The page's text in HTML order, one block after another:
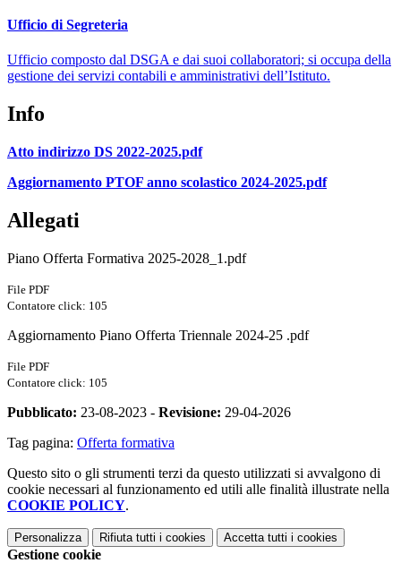
Ufficio di Segreteria
Ufficio composto dal DSGA e dai suoi collaboratori; si occupa della
gestione dei servizi contabili e amministrativi dell’Istituto.
Info
Atto indirizzo DS 2022-2025.pdf
Aggiornamento PTOF anno scolastico 2024-2025.pdf
Allegati
Piano Offerta Formativa 2025-2028_1.pdf
File PDF
Contatore click: 105
Aggiornamento Piano Offerta Triennale 2024-25 .pdf
File PDF
Contatore click: 105
Pubblicato: 23-08-2023 - Revisione: 29-04-2026
Tag pagina: Offerta formativa
Questo sito o gli strumenti terzi da questo utilizzati si avvalgono di
cookie necessari al funzionamento ed utili alle finalità illustrate nella
COOKIE POLICY.
Personalizza Rifiuta tutti i cookies Accetta tutti i cookies
Gestione cookie